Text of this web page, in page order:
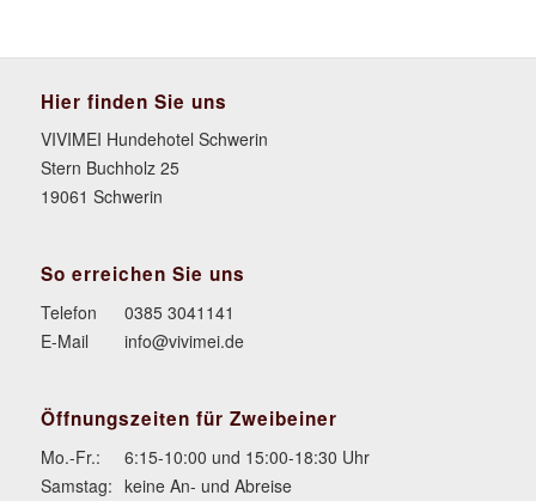
Hier finden Sie uns
VIVIMEI Hundehotel Schwerin
Stern Buchholz 25
19061 Schwerin
So erreichen Sie uns
Telefon
0385 3041141
E-Mail
info@vivimei.de
Öffnungszeiten für Zweibeiner
Mo.-Fr.:
6:15-10:00 und 15:00-18:30 Uhr
Samstag: keine An- und Abreise